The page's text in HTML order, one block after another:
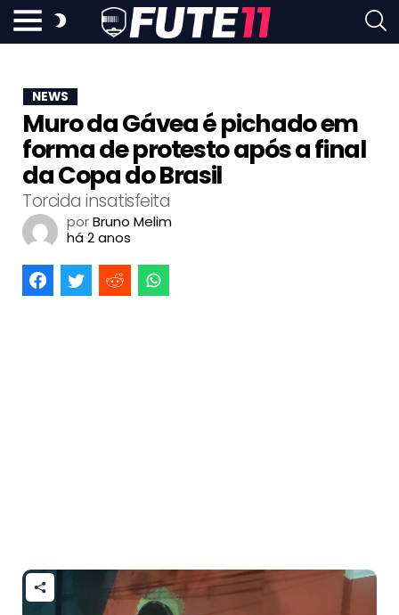
NEWS
Muro da Gávea é pichado em
forma de protesto após a final
da Copa do Brasil
Torcida insatisfeita
porBruno Melim
há 2 anos